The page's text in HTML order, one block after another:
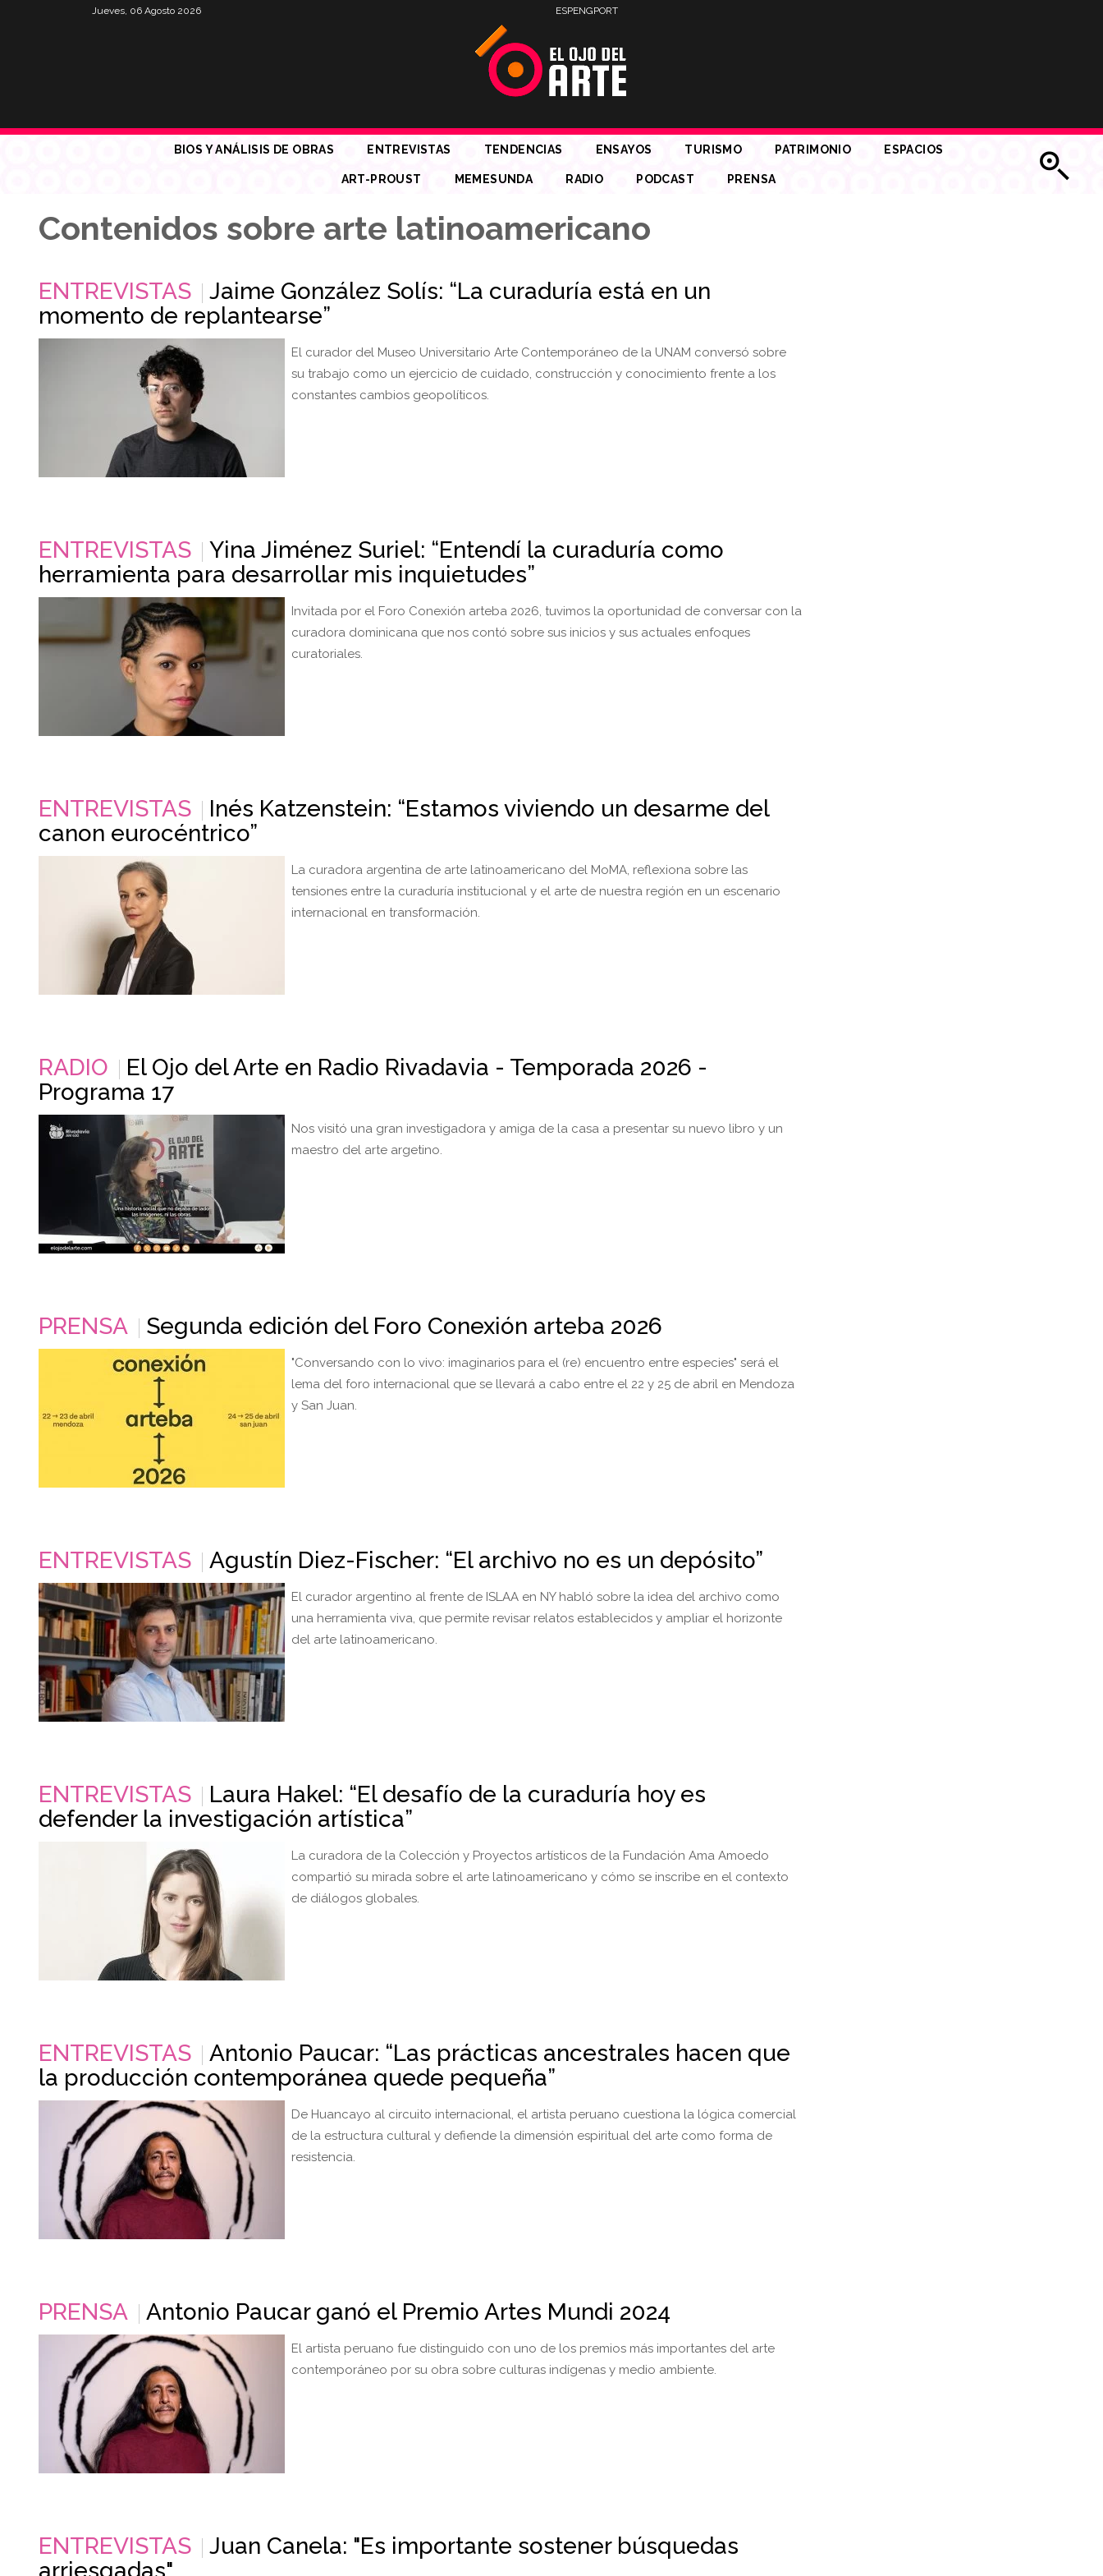
Jueves, 06 Agosto 2026 ESPENGPORT
BIOS Y ANÁLISIS DE OBRAS ENTREVISTAS TENDENCIAS ENSAYOS TURISMO PATRIMONIO ESPACIOS
ART-PROUST MEMESUNDA RADIO PODCAST PRENSA
Contenidos sobre arte latinoamericano
ENTREVISTAS
Jaime González Solís: “La curaduría está en un
momento de replantearse”
El curador del Museo Universitario Arte Contemporáneo de la UNAM conversó sobre
su trabajo como un ejercicio de cuidado, construcción y conocimiento frente a los
constantes cambios geopolíticos.
ENTREVISTAS
Yina Jiménez Suriel: “Entendí la curaduría como
herramienta para desarrollar mis inquietudes”
Invitada por el Foro Conexión arteba 2026, tuvimos la oportunidad de conversar con la
curadora dominicana que nos contó sobre sus inicios y sus actuales enfoques
curatoriales.
ENTREVISTAS
Inés Katzenstein: “Estamos viviendo un desarme del
canon eurocéntrico”
La curadora argentina de arte latinoamericano del MoMA, reflexiona sobre las
tensiones entre la curaduría institucional y el arte de nuestra región en un escenario
internacional en transformación.
RADIO
El Ojo del Arte en Radio Rivadavia - Temporada 2026 -
Programa 17
Nos visitó una gran investigadora y amiga de la casa a presentar su nuevo libro y un
maestro del arte argetino.
PRENSA Segunda edición del Foro Conexión arteba 2026
"Conversando con lo vivo: imaginarios para el (re) encuentro entre especies" será el
lema del foro internacional que se llevará a cabo entre el 22 y 25 de abril en Mendoza
y San Juan.
ENTREVISTAS Agustín Diez-Fischer: “El archivo no es un depósito”
El curador argentino al frente de ISLAA en NY habló sobre la idea del archivo como
una herramienta viva, que permite revisar relatos establecidos y ampliar el horizonte
del arte latinoamericano.
ENTREVISTAS
Laura Hakel: “El desafío de la curaduría hoy es
defender la investigación artística”
La curadora de la Colección y Proyectos artísticos de la Fundación Ama Amoedo
compartió su mirada sobre el arte latinoamericano y cómo se inscribe en el contexto
de diálogos globales.
ENTREVISTAS
Antonio Paucar: “Las prácticas ancestrales hacen que
la producción contemporánea quede pequeña”
De Huancayo al circuito internacional, el artista peruano cuestiona la lógica comercial
de la estructura cultural y defiende la dimensión espiritual del arte como forma de
resistencia.
PRENSA Antonio Paucar ganó el Premio Artes Mundi 2024
El artista peruano fue distinguido con uno de los premios más importantes del arte
contemporáneo por su obra sobre culturas indígenas y medio ambiente.
ENTREVISTAS
Juan Canela: "Es importante sostener búsquedas